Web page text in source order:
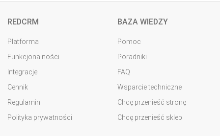
REDCRM
Platforma
Funkcjonalności
Integracje
Cennik
Regulamin
Polityka prywatności
BAZA WIEDZY
Pomoc
Poradniki
FAQ
Wsparcie techniczne
Chcę przenieść stronę
Chcę przenieść sklep